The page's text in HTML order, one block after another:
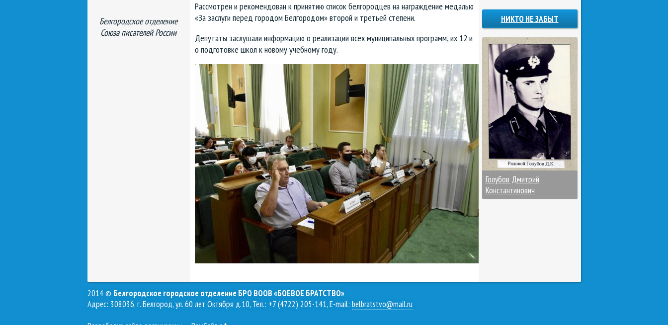
Рассмотрен и рекомендован к принятию список белгородцев на награждение медалью
«За заслуги перед городом Белгородом» второй и третьей степени.
Депутаты заслушали информацию о реализации всех муниципальных программ, их 12 и
о подготовке школ к новому учебному году.
Белгородское отделение
Союза писателей России
НИКТО НЕ ЗАБЫТ
Голубов Дмитрий
Константинович
2014 © Белгородское городское отделение БРО ВООВ «БОЕВОЕ БРАТСТВО»
Адрес: 308036, г. Белгород, ул. 60 лет Октября д.10, Тел.: +7 (4722) 205-141, E-mail: belbratstvo@mail.ru